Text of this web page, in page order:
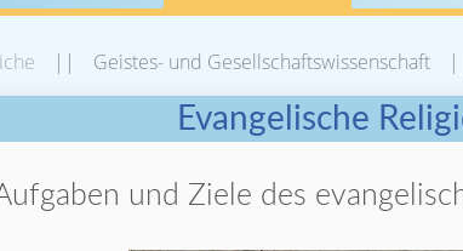
Geistes- und Gesellschaftswissenschaft
Evangelische
und Ziele des